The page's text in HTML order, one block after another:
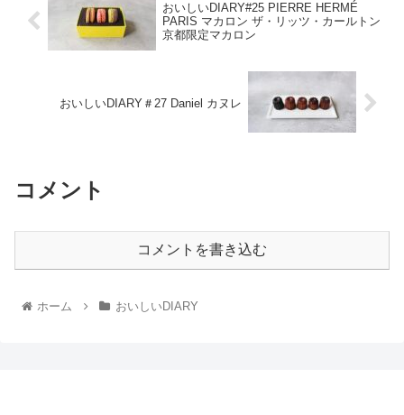
おいしいDIARY#25 PIERRE HERMÉ
PARIS マカロン ザ・リッツ・カールトン
京都限定マカロン
おいしいDIARY＃27 Daniel カヌレ
コメント
コメントを書き込む
ホーム おいしいDIARY